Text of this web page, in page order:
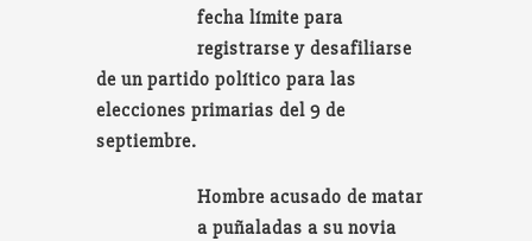
fecha límite para
registrarse y desafiliarse
de un partido político para las
elecciones primarias del 9 de
septiembre.
Hombre acusado de matar
a puñaladas a su novia